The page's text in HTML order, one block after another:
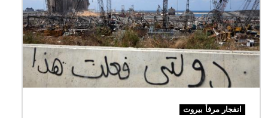
انفجار مرفأ بيروت